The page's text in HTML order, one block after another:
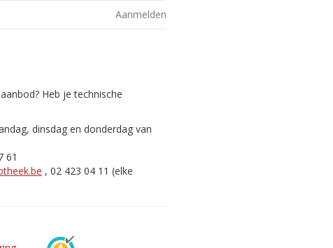
Aanmelden
Heb je technische
dinsdag en donderdag van
61
, 02 423 04 11 (elke